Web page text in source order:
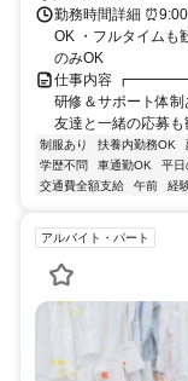
勤務時間詳細
OK ・フルタイムも
のみOK
仕事内容
研修＆サポート体制
友達と一緒の応募も
制服あり 扶養内勤務OK
学歴不問
車通勤OK 平日
交通費全額支給
午前 経
アルバイト・パート